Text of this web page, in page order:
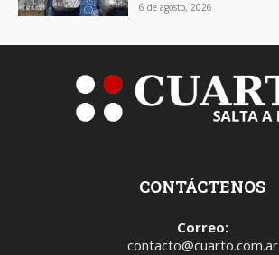
6 de agosto, 2026
CONTÁCTENOS
Correo:
contacto@cuarto.com.ar